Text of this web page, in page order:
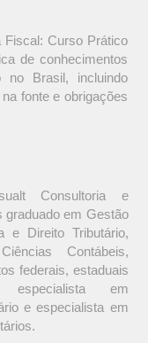
Fiscal: Curso Prático
de conhecimentos
no Brasil, incluindo
fonte e obrigações
Consultoria e
graduado em Gestão
e Direito Tributário,
Contábeis,
federais, estaduais
especialista em
e especialista em